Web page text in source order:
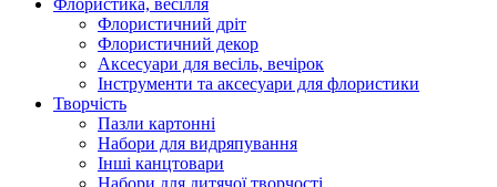
Флористичний дріт
Флористичний декор
Аксесуари для весіль, вечірок
Інструменти та аксесуари для флористики
Творчість
Пазли картонні
Набори для видряпування
Інші канцтовари
Набори для дитячої творчості